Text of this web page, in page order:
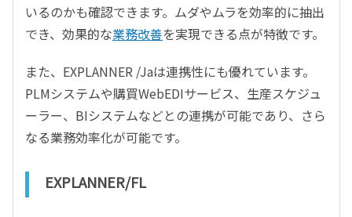
いるのかも確認できます。ムダやムラを効率的に抽出
でき、効果的な業務改善を実現できる点が特徴です。
また、EXPLANNER /Jaは連携性にも優れています。
PLMシステムや購買WebEDIサービス、生産スケジュ
ーラー、BIシステムなどとの連携が可能であり、さら
なる業務効率化が可能です。
EXPLANNER/FL